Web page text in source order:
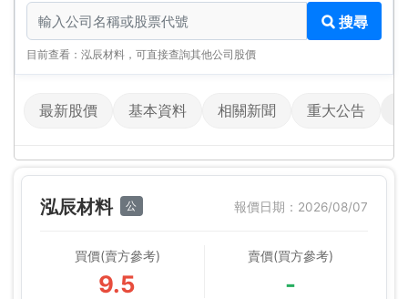
搜尋
目前查看：泓辰材料，可直接查詢其他公司股價
最新股價 基本資料 相關新聞 重大公告
泓辰材料 公 報價日期：2026/08/07
買價(賣方參考)
9.5
賣價(買方參考)
-